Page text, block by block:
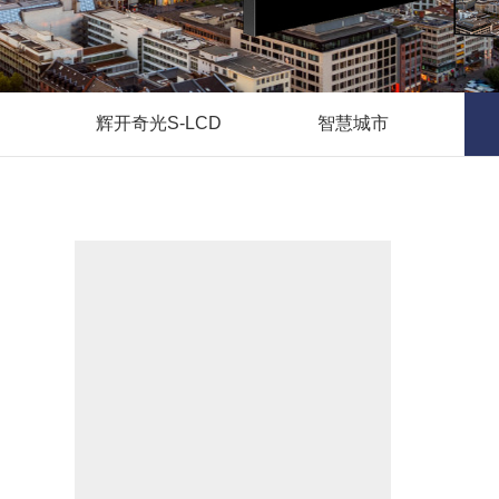
辉开奇光S-LCD 智慧城市